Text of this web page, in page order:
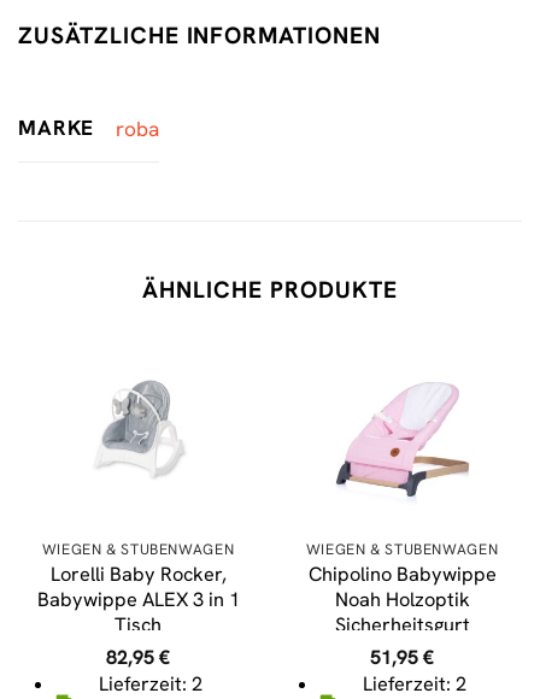
ZUSÄTZLICHE INFORMATIONEN
MARKE roba
ÄHNLICHE PRODUKTE
WIEGEN & STUBENWAGEN
Lorelli Baby Rocker,
Babywippe ALEX 3 in 1
Tisch
Vibrationsfunktion, 4
Melodien grau hellgrau
82,95€
Lieferzeit: 2
WIEGEN & STUBENWAGEN
Chipolino Babywippe
Noah Holzoptik
Sicherheitsgurt
ergonomisches Design
bis 9 kg rosa
51,95€
Lieferzeit: 2